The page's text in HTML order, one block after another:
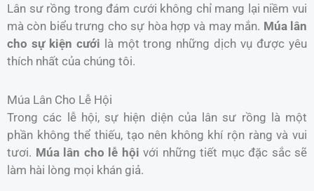
Lân sư rồng trong đám cưới không chỉ mang lại niềm vui
mà còn biểu trưng cho sự hòa hợp và may mắn. Múa lân
cho sự kiện cưới là một trong những dịch vụ được yêu
thích nhất của chúng tôi.
Múa Lân Cho Lễ Hội
Trong các lễ hội, sự hiện diện của lân sư rồng là một
phần không thể thiếu, tạo nên không khí rộn ràng và vui
tươi. Múa lân cho lễ hội với những tiết mục đặc sắc sẽ
làm hài lòng mọi khán giả.